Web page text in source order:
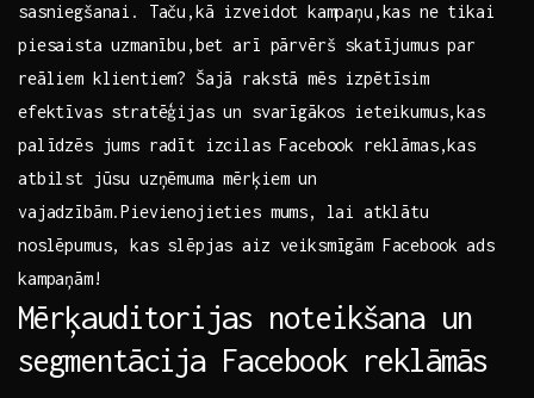
sasniegšanai. Taču,kā izveidot⁢ kampaņu,kas ne tikai
piesaista ⁢uzmanību,bet arī pārvērš ‍skatījumus par
reāliem klientiem? Šajā rakstā mēs izpētīsim
efektīvas stratēģijas un ⁤svarīgākos ieteikumus,kas
palīdzēs jums‌ radīt‌ izcilas⁣ Facebook reklāmas,kas
atbilst jūsu uzņēmuma​ mērķiem un
vajadzībām.Pievienojieties mums, ⁤lai atklātu‍
noslēpumus, kas slēpjas aiz veiksmīgām Facebook‌ ads​
kampaņām!
Mērķauditorijas noteikšana un
segmentācija Facebook ‍reklāmās